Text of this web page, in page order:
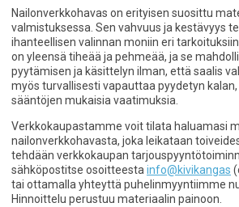
Nailonverkkohavas on erityisen suosittu
valmistuksessa. Sen vahvuus ja kestävyys
ihanteellisen valinnan moniin eri
on yleensä tiheää ja pehmeää, ja se
pyytämisen ja käsittelyn ilman, että saalis
myös turvallisesti vapauttaa pyydetyn
sääntöjen mukaisia vaatimuksia.
Verkkokaupastamme voit tilata haluamasi
nailonverkkohavasta, joka leikataan
tehdään verkkokaupan
sähköpostitse osoitteesta info@kivikangas
tai ottamalla yhteyttä puhelinmyyntiimme
Hinnoittelu perustuu materiaalin painoon.